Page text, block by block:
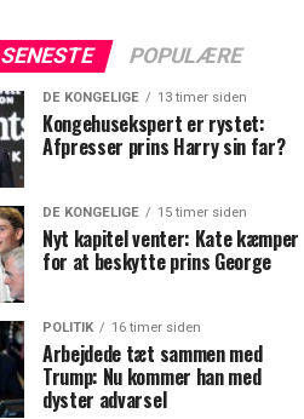
SENESTE POPULÆRE
DE KONGELIGE 13 timer siden
Kongehusekspert er rystet:
Afpresser prins Harry sin far?
DE KONGELIGE 15 timer siden
Nyt kapitel venter: Kate kæmper
for at beskytte prins George
POLITIK 16 timer siden
Arbejdede tæt sammen med
Trump: Nu kommer han med
dyster advarsel